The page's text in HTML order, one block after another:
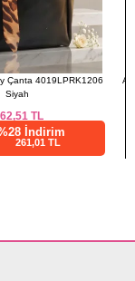
Örme Takım 6527ZNN863
Somon
890,00TL
%28 İndirim
640,81 TL